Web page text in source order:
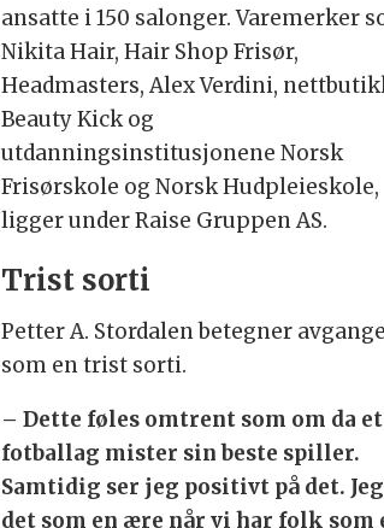
ansatte i 150 salonger. Varemerker
Nikita Hair, Hair Shop Frisør,
Headmasters, Alex Verdini,
Beauty Kick og
utdanningsinstitusjonene Norsk
Frisørskole og Norsk Hudpleieskole,
ligger under Raise Gruppen AS.
Trist sorti
Petter A. Stordalen betegner
som en trist sorti.
– Dette føles omtrent som om da et
fotballag mister sin beste spiller.
Samtidig ser jeg positivt på det.
det som en ære når vi har folk som